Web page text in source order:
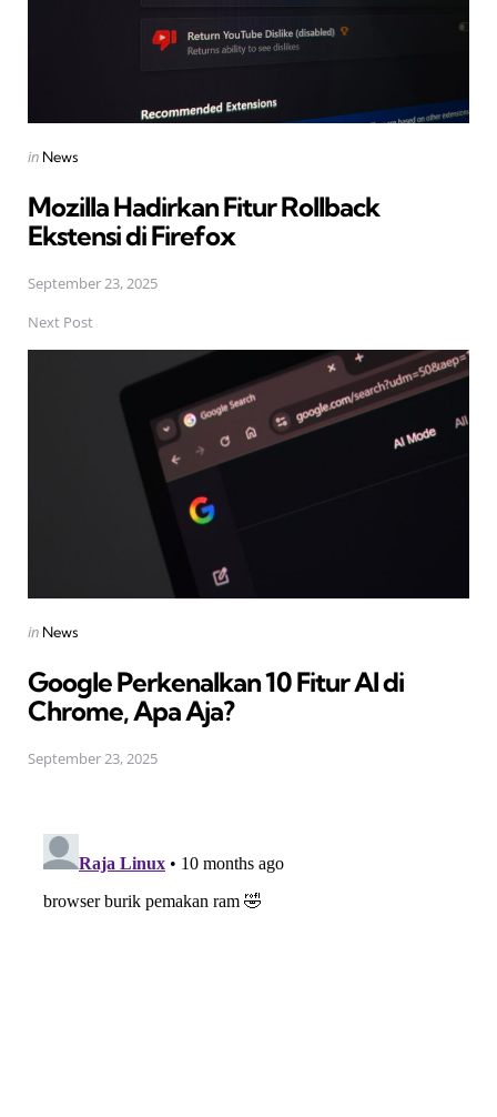
Posted
in News
Mozilla Hadirkan Fitur Rollback
Ekstensi di Firefox
September 23, 2025
Next Post
Posted
in News
Google Perkenalkan 10 Fitur AI di
Chrome, Apa Aja?
September 23, 2025